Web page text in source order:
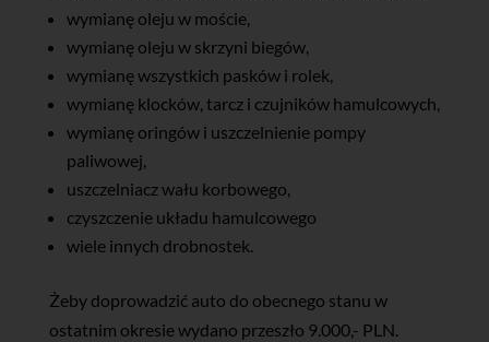
wymianę oleju w moście,
wymianę oleju w skrzyni biegów,
wymianę wszystkich pasków i rolek,
wymianę klocków, tarcz i czujników hamulcowych,
wymianę oringów i uszczelnienie pompy
paliwowej,
uszczelniacz wału korbowego,
czyszczenie układu hamulcowego
wiele innych drobnostek.
Żeby doprowadzić auto do obecnego stanu w
ostatnim okresie wydano przeszło 9.000,- PLN.